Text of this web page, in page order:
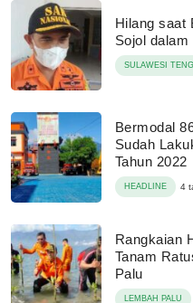
Hilang saat
Sojol
SULAWESI
Bermodal
Sudah
Tahun 2022
HEADLINE 4
Rangkaian
Tanam
Palu
LEMBAH PALU